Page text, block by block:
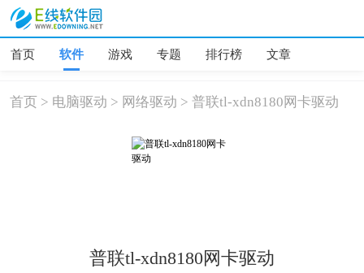
首页 软件 游戏 专题 排行榜 文章
首页 > 电脑驱动 > 网络驱动 >普联tl-xdn8180网卡驱动
普联tl-xdn8180网卡驱动